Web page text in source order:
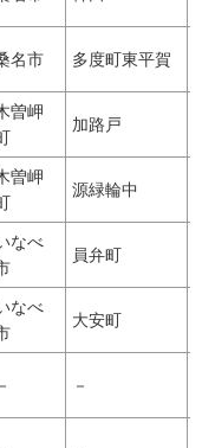
名市 多度町東平賀
曽岬
加路戸
曽岬
源緑輪中
なべ
員弁町
なべ
大安町
－ －